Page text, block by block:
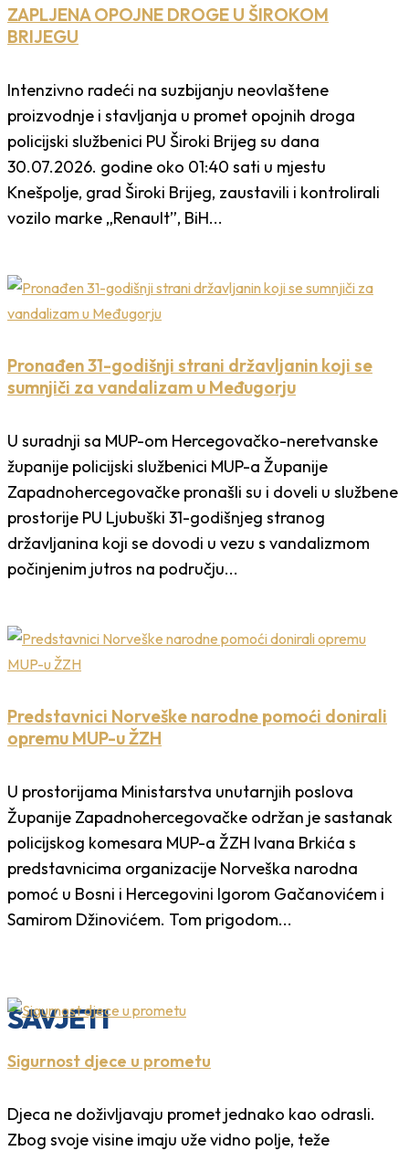
ZAPLJENA OPOJNE DROGE U ŠIROKOM
BRIJEGU
Intenzivno radeći na suzbijanju neovlaštene
proizvodnje i stavljanja u promet opojnih droga
policijski službenici PU Široki Brijeg su dana
30.07.2026. godine oko 01:40 sati u mjestu
Knešpolje, grad Široki Brijeg, zaustavili i kontrolirali
vozilo marke „Renault”, BiH...
Pronađen 31-godišnji strani državljanin koji se
sumnjiči za vandalizam u Međugorju
U suradnji sa MUP-om Hercegovačko-neretvanske
županije policijski službenici MUP-a Županije
Zapadnohercegovačke pronašli su i doveli u službene
prostorije PU Ljubuški 31-godišnjeg stranog
državljanina koji se dovodi u vezu s vandalizmom
počinjenim jutros na području...
Predstavnici Norveške narodne pomoći donirali
opremu MUP-u ŽZH
U prostorijama Ministarstva unutarnjih poslova
Županije Zapadnohercegovačke održan je sastanak
policijskog komesara MUP-a ŽZH Ivana Brkića s
predstavnicima organizacije Norveška narodna
pomoć u Bosni i Hercegovini Igorom Gačanovićem i
Samirom Džinovićem. Tom prigodom...
SAVJETI
Sigurnost djece u prometu
Djeca ne doživljavaju promet jednako kao odrasli.
Zbog svoje visine imaju uže vidno polje, teže